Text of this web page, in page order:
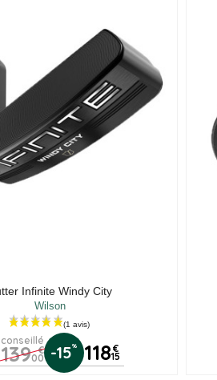
Infinite Windy City
Wilson
139 €
00 -15% 118 €
15